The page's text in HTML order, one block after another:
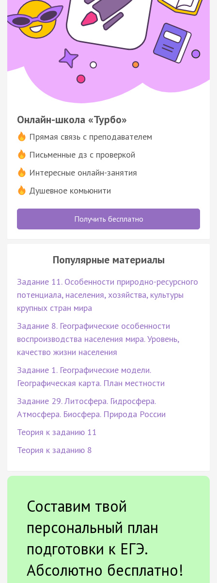
Онлайн-школа «Турбо»
Прямая связь с преподавателем
Письменные дз с проверкой
Интересные онлайн-занятия
Душевное комьюнити
Получить бесплатно
Популярные материалы
Задание 11. Особенности природно-ресурсного
потенциала, населения, хозяйства, культуры
крупных стран мира
Задание 8. Географические особенности
воспроизводства населения мира. Уровень,
качество жизни населения
Задание 1. Географические модели.
Географическая карта. План местности
Задание 29. Литосфера. Гидросфера.
Атмосфера. Биосфера. Природа России
Теория к заданию 11
Теория к заданию 8
Составим твой
персональный план
подготовки к ЕГЭ.
Абсолютно бесплатно!